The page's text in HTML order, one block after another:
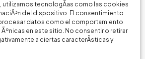
utilizamos tecnologÃ­as como las cookies
del dispositivo. El consentimiento
datos como el comportamiento
en este sitio. No consentir o retirar
a ciertas caracterÃ­sticas y